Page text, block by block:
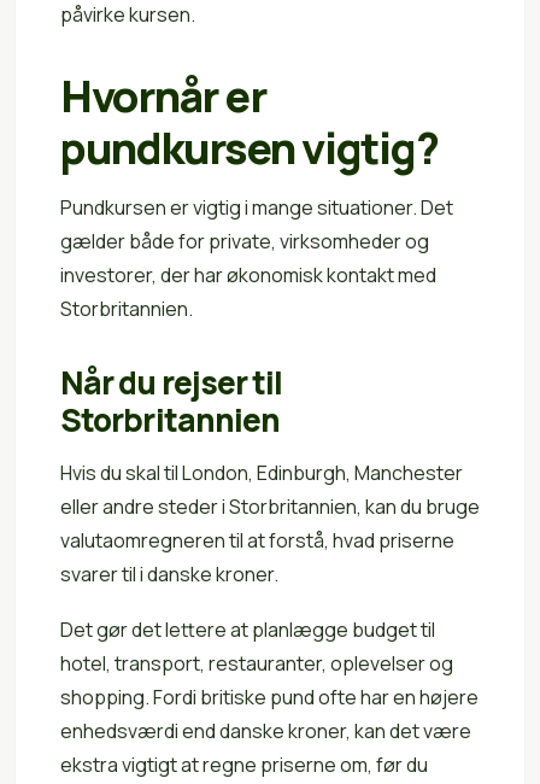
påvirke kursen.
Hvornår er
pundkursen vigtig?
Pundkursen er vigtig i mange situationer. Det
gælder både for private, virksomheder og
investorer, der har økonomisk kontakt med
Storbritannien.
Når du rejser til
Storbritannien
Hvis du skal til London, Edinburgh, Manchester
eller andre steder i Storbritannien, kan du bruge
valutaomregneren til at forstå, hvad priserne
svarer til i danske kroner.
Det gør det lettere at planlægge budget til
hotel, transport, restauranter, oplevelser og
shopping. Fordi britiske pund ofte har en højere
enhedsværdi end danske kroner, kan det være
ekstra vigtigt at regne priserne om, før du